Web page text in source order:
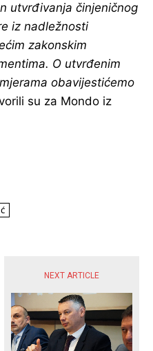
utvrđivanja činjeničnog
iz nadležnosti
zakonskim
O utvrđenim
obavijestićemo
su za Mondo iz
NEXT ARTICLE